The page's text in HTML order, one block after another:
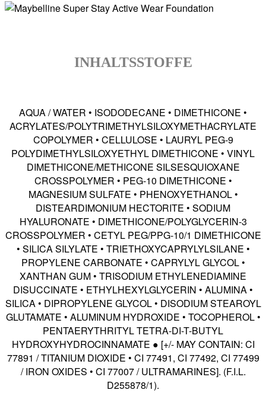
INHALTSSTOFFE
AQUA / WATER • ISODODECANE • DIMETHICONE •
ACRYLATES/POLYTRIMETHYLSILOXYMETHACRYLATE
COPOLYMER • CELLULOSE • LAURYL PEG-9
POLYDIMETHYLSILOXYETHYL DIMETHICONE • VINYL
DIMETHICONE/METHICONE SILSESQUIOXANE
CROSSPOLYMER • PEG-10 DIMETHICONE •
MAGNESIUM SULFATE • PHENOXYETHANOL •
DISTEARDIMONIUM HECTORITE • SODIUM
HYALURONATE • DIMETHICONE/POLYGLYCERIN-3
CROSSPOLYMER • CETYL PEG/PPG-10/1 DIMETHICONE
• SILICA SILYLATE • TRIETHOXYCAPRYLYLSILANE •
PROPYLENE CARBONATE • CAPRYLYL GLYCOL •
XANTHAN GUM • TRISODIUM ETHYLENEDIAMINE
DISUCCINATE • ETHYLHEXYLGLYCERIN • ALUMINA •
SILICA • DIPROPYLENE GLYCOL • DISODIUM STEAROYL
GLUTAMATE • ALUMINUM HYDROXIDE • TOCOPHEROL •
PENTAERYTHRITYL TETRA-DI-T-BUTYL
HYDROXYHYDROCINNAMATE ● [+/- MAY CONTAIN: CI
77891 / TITANIUM DIOXIDE • CI 77491, CI 77492, CI 77499
/ IRON OXIDES • CI 77007 / ULTRAMARINES]. (F.I.L.
D255878/1).